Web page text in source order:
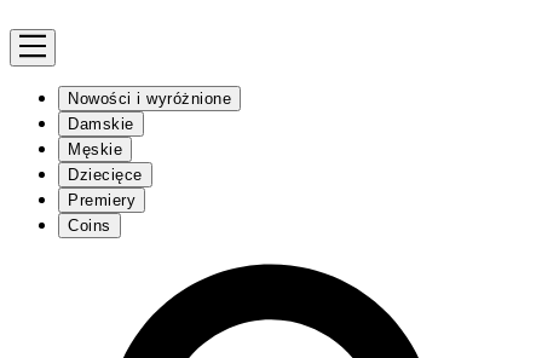
Nowości i wyróżnione
Damskie
Męskie
Dziecięce
Premiery
Coins